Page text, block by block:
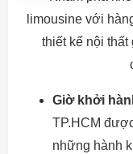
limousine với
thiết kế nội thất
Giờ khởi
TP.HCM
những hành